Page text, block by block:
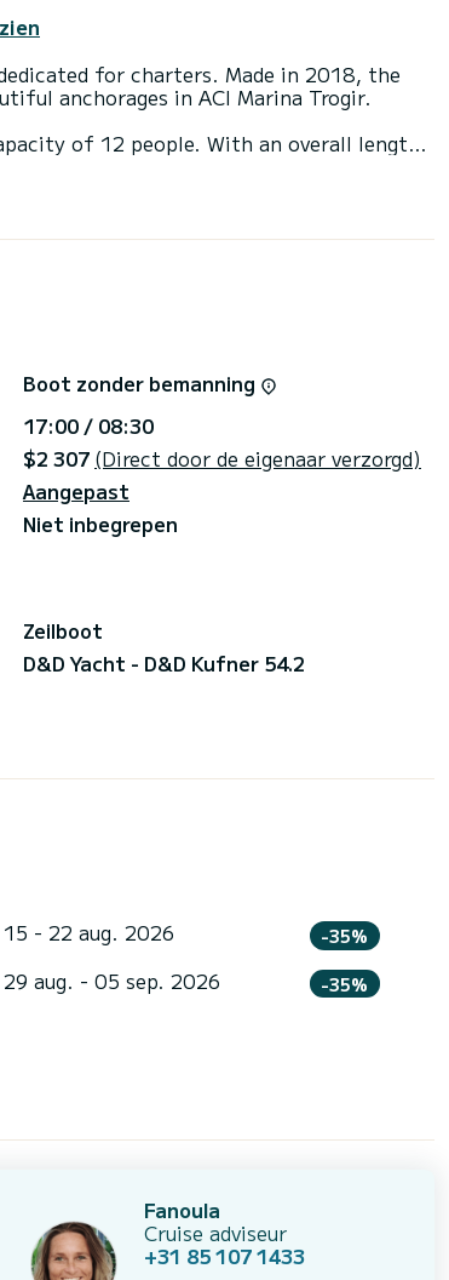
for charters. Made in 2018, the
anchorages in ACI Marina Trogir.
of 12 people. With an overall length
met douche aan boord.
een Furling genoa Het heeft de volgende
on the « get a quote » button, a SamBoat
Boot zonder bemanning
17:00 / 08:30
$2 307 (Direct door de eigenaar verzorgd)
Aangepast
Niet inbegrepen
Zeilboot
D&D Yacht - D&D Kufner 54.2
15 - 22 aug. 2026 -35%
29 aug. - 05 sep. 2026 -35%
Fanoula
Cruise adviseur
+31 85 107 1433